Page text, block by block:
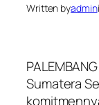
Written byadmin
Sumatera